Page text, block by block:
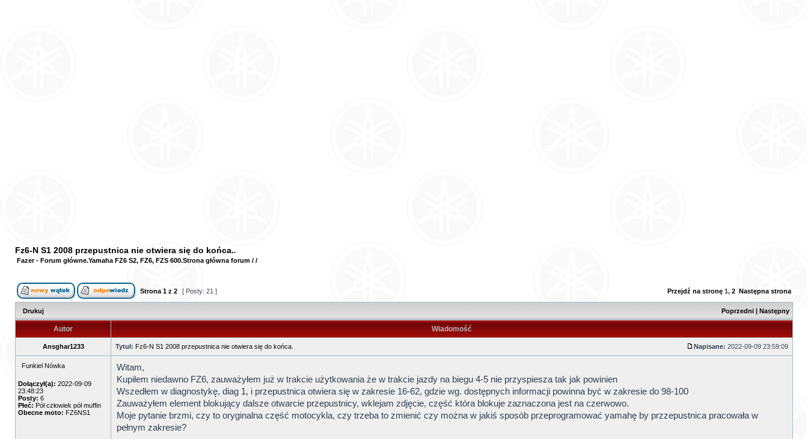
Fz6-N S1 2008 przepustnica nie otwiera się do końca.
Strona główna forum /
Fazer - Forum główne /
Yamaha FZ6 S2, FZ6, FZS 600
Strona 1 z 2 [ Posty: 21 ] Przejdź na stronę 1, 2 Następna strona
Drukuj Poprzedni | Następny
Autor Wiadomość
Ansghar1233 Tytuł: Fz6-N S1 2008 przepustnica nie otwiera się do końca. Napisane: 2022-09-09 23:59:09
Funkiel Nówka
Dołączył(a): 2022-09-09
23:48:23
Posty: 6
Płeć: Pół człowiek pół muffin
Obecne moto: FZ6NS1
Witam,
Kupiłem niedawno FZ6, zauważyłem już w trakcie użytkowania że w trakcie jazdy na biegu 4-5 nie przyspiesza tak jak powinien
Wszedłem w diagnostykę, diag 1, i przepustnica otwiera się w zakresie 16-62, gdzie wg. dostępnych informacji powinna być w zakresie do 98-100
Zauważyłem element blokujący dalsze otwarcie przepustnicy, wklejam zdjęcie, część która blokuje zaznaczona jest na czerwowo.
Moje pytanie brzmi, czy to oryginalna część motocykla, czy trzeba to zmienić czy można w jakiś sposób przeprogramować yamahę by przzepustnica pracowała w
pełnym zakresie?